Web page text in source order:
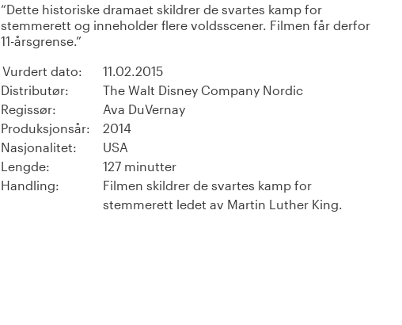
Dette historiske dramaet skildrer de svartes kamp for
stemmerett og inneholder flere voldsscener. Filmen får derfor
11-årsgrense.
Vurdert dato:
11.02.2015
Distributør:
The Walt Disney Company Nordic
Regissør:
Ava DuVernay
Produksjonsår:
2014
Nasjonalitet:
USA
Lengde:
127 minutter
Handling:
Filmen skildrer de svartes kamp for
stemmerett ledet av Martin Luther King.